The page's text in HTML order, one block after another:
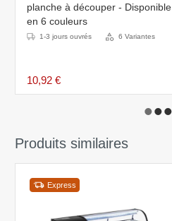
planche à découper - Disponible
en 6 couleurs
1-3 jours ouvrés 6 Variantes
10,92 €
Produits similaires
Express